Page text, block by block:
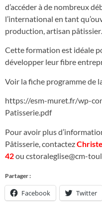
d’accéder à de nombreux
l’international en tant
production, artisan
Cette formation est idéale
développer leur fibre
Voir la fiche programme de
https://esm-muret.fr/wp-
Patisserie.pdf
Pour avoir plus
Pâtisserie, contactez
42ou cstoraleglise@cm-
Partager :
Facebook Twitter